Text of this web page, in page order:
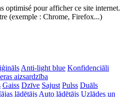
optimisé pour afficher ce site internet.
(exemple : Chrome, Firefox...)
Anti-light blue Konfidenciāli
aizsardzība
Gaiss Dzīve Sajust Pulss Duāls
lādētājs Auto lādētājs Uzlādes un